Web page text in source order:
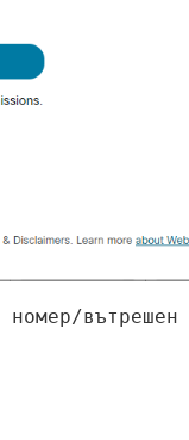
номер/вътрешен